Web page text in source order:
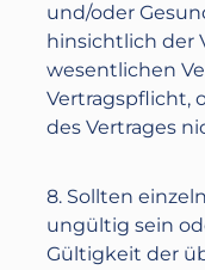
und/oder
hinsichtlich der
wesentlichen
Vertragspflicht,
des Vertrages
8. Sollten
ungültig sein
Gültigkeit der